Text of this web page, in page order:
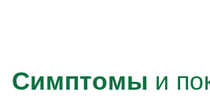
Симптомы и